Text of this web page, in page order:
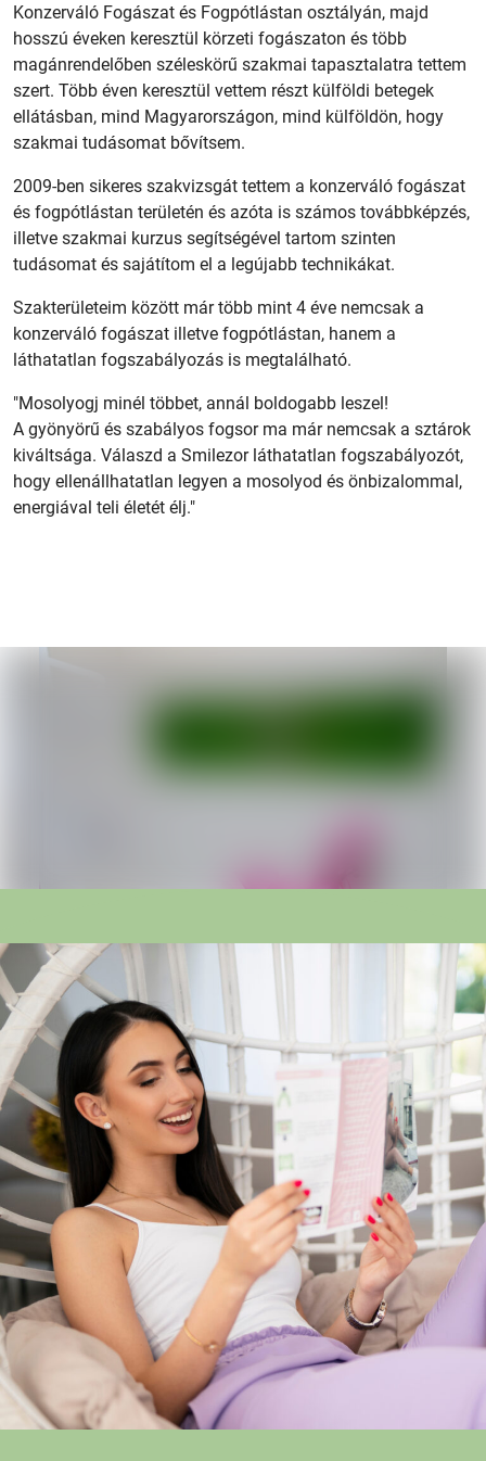
Konzerváló Fogászat és Fogpótlástan osztályán, majd
hosszú éveken keresztül körzeti fogászaton és több
magánrendelőben széleskörű szakmai tapasztalatra tettem
szert. Több éven keresztül vettem részt külföldi betegek
ellátásban, mind Magyarországon, mind külföldön, hogy
szakmai tudásomat bővítsem.
2009-ben sikeres szakvizsgát tettem a konzerváló fogászat
és fogpótlástan területén és azóta is számos továbbképzés,
illetve szakmai kurzus segítségével tartom szinten
tudásomat és sajátítom el a legújabb technikákat.
Szakterületeim között már több mint 4 éve nemcsak a
konzerváló fogászat illetve fogpótlástan, hanem a
láthatatlan fogszabályozás is megtalálható.
"Mosolyogj minél többet, annál boldogabb leszel!
A gyönyörű és szabályos fogsor ma már nemcsak a sztárok
kiváltsága. Válaszd a Smilezor láthatatlan fogszabályozót,
hogy ellenállhatatlan legyen a mosolyod és önbizalommal,
energiával teli életét élj."